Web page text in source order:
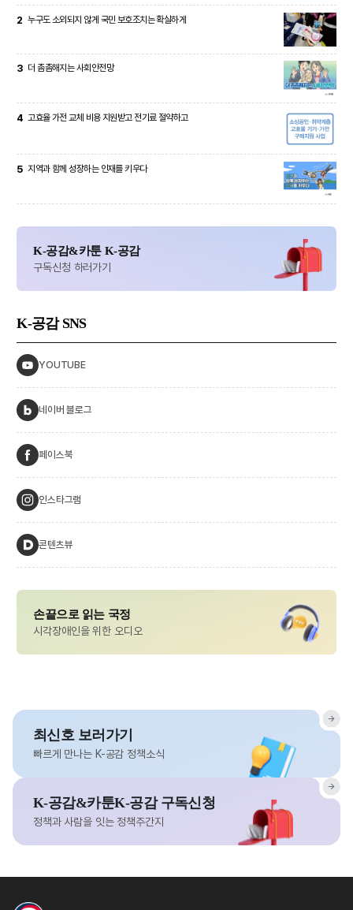
2 누구도 소외되지 않게 국민 보호조치는 확실하게
3 더 촘촘해지는 사회안전망
4 고효율 가전 교체 비용 지원받고 전기료 절약하고
5 지역과 함께 성장하는 인재를 키우다
K-공감&카툰 K-공감
구독신청 하러가기
K-공감 SNS
YOUTUBE
네이버 블로그
페이스북
인스타그램
콘텐츠뷰
손끝으로 읽는 국정
시각장애인을 위한 오디오
최신호 보러가기
빠르게 만나는 K-공감 정책소식
K-공감&카툰K-공감 구독신청
정책과 사람을 잇는 정책주간지